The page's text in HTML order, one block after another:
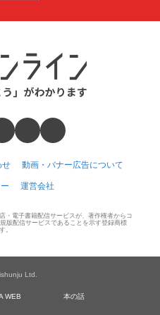
せ 動画・バナー広告について
運営会社
・電子書籍配信サービスが、著作権者からコ
版配信サービスであることを示す登録商標
。
Ltd.
WEB 本の話